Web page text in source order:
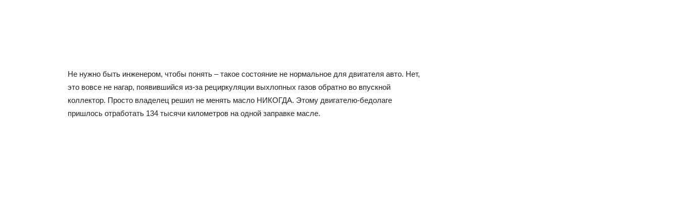
Не нужно быть инженером, чтобы понять – такое состояние не нормальное для двигателя авто. Нет,
это вовсе не нагар, появившийся из-за рециркуляции выхлопных газов обратно во впускной
коллектор. Просто владелец решил не менять масло НИКОГДА. Этому двигателю-бедолаге
пришлось отработать 134 тысячи километров на одной заправке масле.